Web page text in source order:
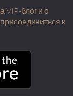
VIP-блог и о
к